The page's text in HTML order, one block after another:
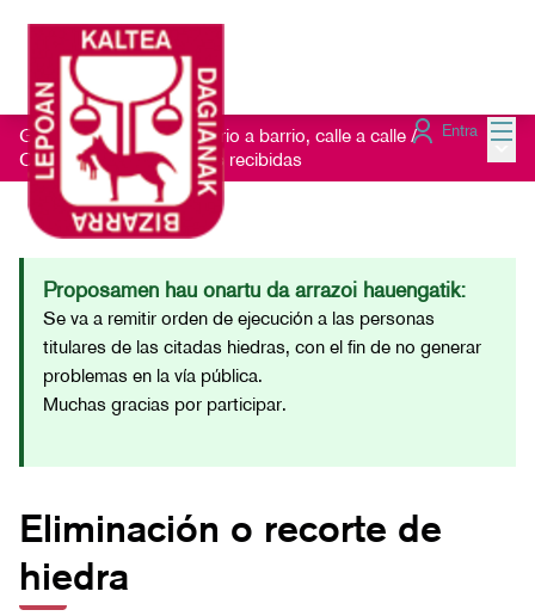
Entra
Getxo Txukun 2021 - Barrio a barrio, calle a calle /
Consulta las Sugerencias recibidas
Proposamen hau onartu da arrazoi hauengatik:
Se va a remitir orden de ejecución a las personas
titulares de las citadas hiedras, con el fin de no generar
problemas en la vía pública.
Muchas gracias por participar.
Eliminación o recorte de
hiedra